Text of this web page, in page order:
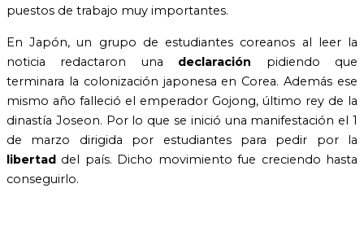
puestos de trabajo muy importantes.
En Japón, un grupo de estudiantes coreanos al leer la
noticia redactaron una declaración pidiendo que
terminara la colonización japonesa en Corea. Además ese
mismo año falleció el emperador Gojong, último rey de la
dinastía Joseon. Por lo que se inició una manifestación el 1
de marzo dirigida por estudiantes para pedir por la
libertad del país. Dicho movimiento fue creciendo hasta
conseguirlo.